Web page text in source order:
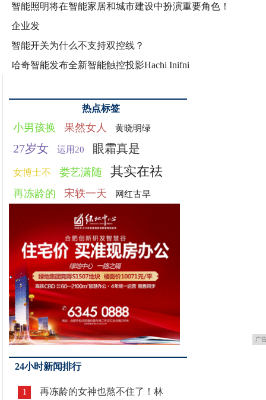
智能照明将在智能家居和城市建设中扮演重要角色！
企业发
智能开关为什么不支持双控线？
哈奇智能发布全新智能触控投影Hachi Inifni
热点标签
小男孩换 果然女人 黄晓明绿
27岁女 运用20 眼霜真是
女博士不 娄艺潇随 其实在祛
再冻龄的 宋轶一天 网红古早
广
24小时新闻排行
1 再冻龄的女神也熬不住了！林